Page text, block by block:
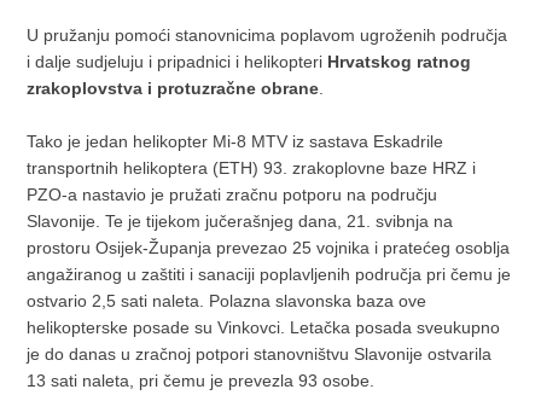
U pružanju pomoći stanovnicima poplavom ugroženih područja
i dalje sudjeluju i pripadnici i helikopteri Hrvatskog ratnog
zrakoplovstva i protuzračne obrane
Tako je jedan helikopter Mi-8 MTV iz sastava Eskadrile
transportnih helikoptera (ETH) 93. zrakoplovne baze HRZ i
PZO-a nastavio je pružati zračnu potporu na području
Slavonije. Te je tijekom jučerašnjeg dana, 21. svibnja na
prostoru Osijek-Županja prevezao 25 vojnika i pratećeg osoblja
angažiranog u zaštiti i sanaciji poplavljenih područja pri čemu je
ostvario 2,5 sati naleta. Polazna slavonska baza ove
helikopterske posade su Vinkovci. Letačka posada sveukupno
je do danas u zračnoj potpori stanovništvu Slavonije ostvarila
13 sati naleta, pri čemu je prevezla 93 osobe.